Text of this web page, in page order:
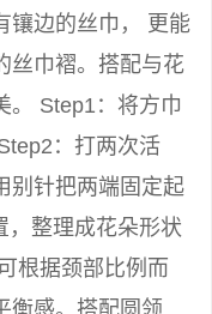
镶边的丝巾， 更能
丝巾褶。搭配与花
。 Step1：将方巾
：打两次活
别针把两端固定起
，整理成花朵形状
根据颈部比例而